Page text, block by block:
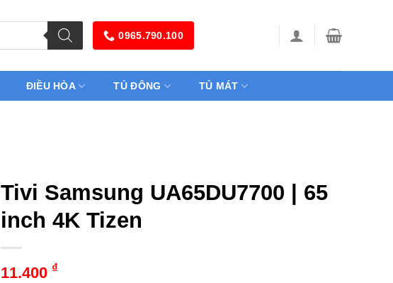
0965.790.100
ĐIỀU HÒA TỦ ĐÔNG TỦ MÁT
Tivi Samsung UA65DU7700 | 65
inch 4K Tizen
11.400 ₫